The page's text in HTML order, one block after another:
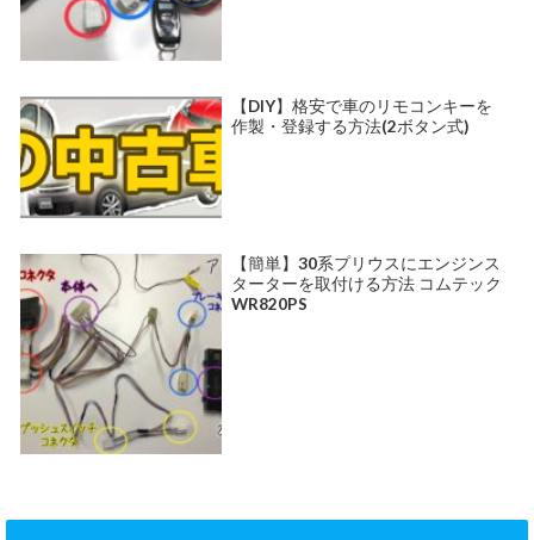
【DIY】格安で車のリモコンキーを
作製・登録する方法(2ボタン式)
【簡単】30系プリウスにエンジンス
ターターを取付ける方法 コムテック
WR820PS